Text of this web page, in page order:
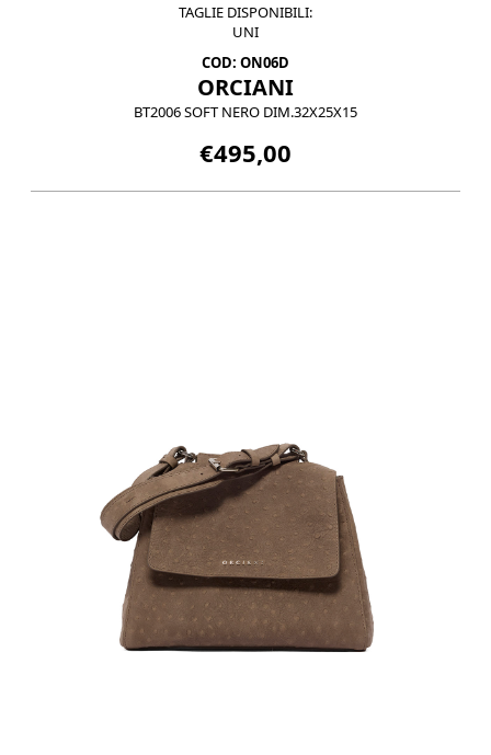
TAGLIE DISPONIBILI:
UNI
COD: ON06D
ORCIANI
BT2006 SOFT NERO DIM.32X25X15
€495,00